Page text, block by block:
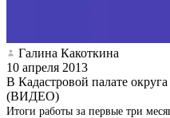
Галина Какоткина
10 апреля 2013
В Кадастровой палате
(ВИДЕО)
Итоги работы за первые три